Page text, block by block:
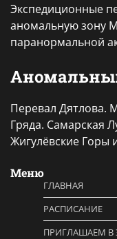
Экспедиционные
аномальную зону
паранормальной
Перевал Дятлова.
Гряда. Самарская
Жигулёвские Горы
Меню
ГЛАВНАЯ
РАСПИСАНИЕ
ПРИГЛАШАЕМ В